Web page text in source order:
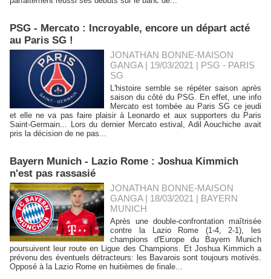
PSG - Mercato : Incroyable, encore un départ acté
au Paris SG !
JONATHAN BONNE-MAISON
GANGA | 19/03/2021 | PSG - PARIS
SG
L'histoire semble se répéter saison après
saison du côté du PSG. En effet, une info
Mercato est tombée au Paris SG ce jeudi
et elle ne va pas faire plaisir à Leonardo et aux supporters du Paris
Saint-Germain... Lors du dernier Mercato estival, Adil Aouchiche avait
pris la décision de ne pas...
Bayern Munich - Lazio Rome : Joshua Kimmich
n'est pas rassasié
JONATHAN BONNE-MAISON
GANGA | 18/03/2021 | BAYERN
MUNICH
Après une double-confrontation maîtrisée
contre la Lazio Rome (1-4, 2-1), les
champions d'Europe du Bayern Munich
poursuivent leur route en Ligue des Champions. Et Joshua Kimmich a
prévenu des éventuels détracteurs: les Bavarois sont toujours motivés.
Opposé à la Lazio Rome en huitièmes de finale...